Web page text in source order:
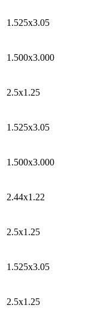
1.525х3.05
1.500x3.000
2.5х1.25
1.525х3.05
1.500x3.000
2.44х1.22
2.5х1.25
1.525х3.05
2.5х1.25